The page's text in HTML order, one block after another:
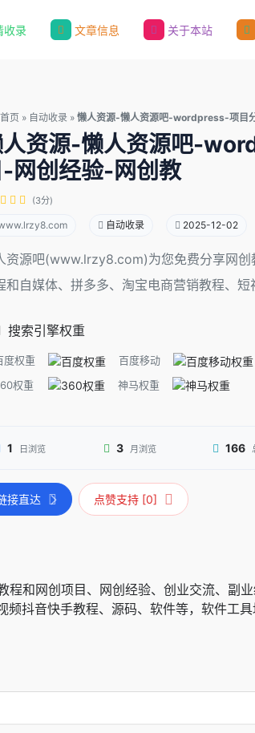
收录 文章信息 关于本站
页 » 自动收录 » 懒人资源-懒人资源吧-wordpress-项目
资源-懒人资源吧-
-网创经验-网创教
(3分)
自动收录 2025-12-02
资源吧(www.lrzy8.com)为您免费分享网创
和自媒体、拼多多、淘宝电商营销教程、
搜索引擎权重
度权重 百度移动
权重
神马权重
1 日浏览 3 月浏览 166
接直达 点赞支持 [0]
和网创项目、网创经验、创业交流、副
抖音快手教程、源码、软件等，软件工